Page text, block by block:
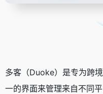
多客（Duoke）是专为跨
一的界面来管理来自不同